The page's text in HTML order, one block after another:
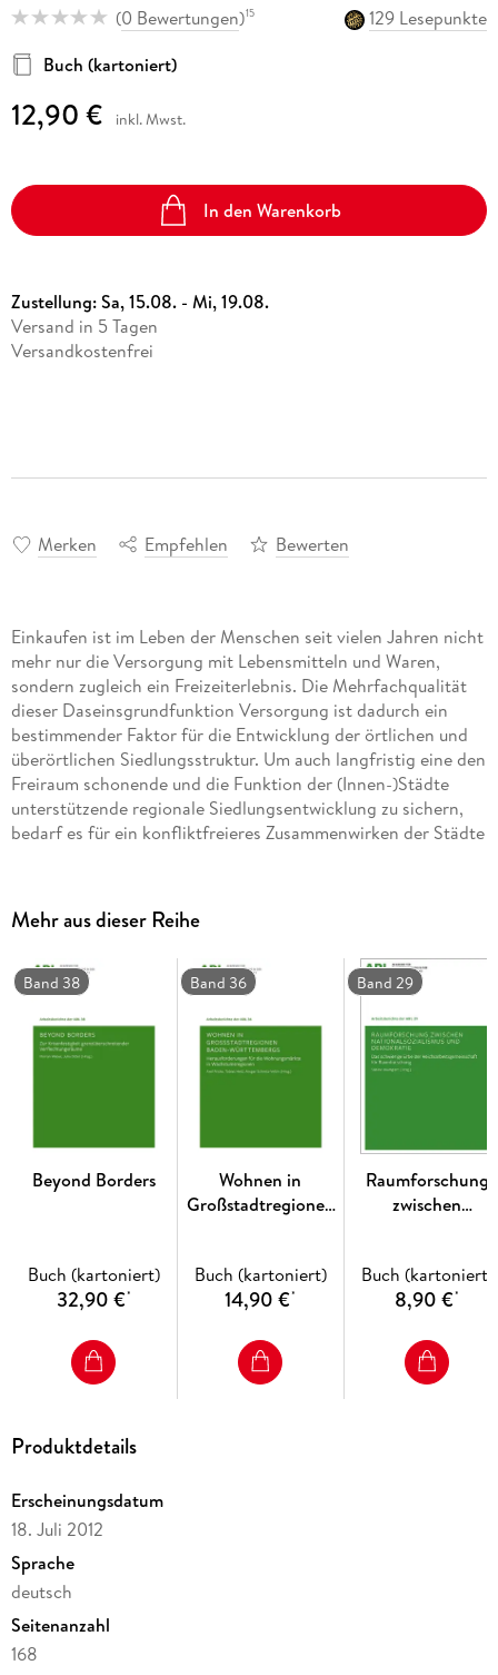
(0 Bewertungen)15
129 Lesepunkte
Buch (kartoniert)
12,90 € inkl. Mwst.
In den Warenkorb
Zustellung:Sa, 15.08. - Mi, 19.08.
Versand in 5 Tagen
Versandkostenfrei
Merken Empfehlen Bewerten
Einkaufen ist im Leben der Menschen seit vielen Jahren nicht
mehr nur die Versorgung mit Lebensmitteln und Waren,
sondern zugleich ein Freizeiterlebnis. Die Mehrfachqualität
dieser Daseinsgrundfunktion Versorgung ist dadurch ein
bestimmender Faktor für die Entwicklung der örtlichen und
überörtlichen Siedlungsstruktur. Um auch langfristig eine den
Freiraum schonende und die Funktion der (Innen-)Städte
unterstützende regionale Siedlungsentwicklung zu sichern,
bedarf es für ein konfliktfreieres Zusammenwirken der Städte
Fachübergreifend werden die für eine raumordnerische
Steuerung des großflächigen Einzelhandels wesentlichen
Themenfelder betrachtet. Der Arbeitsbericht bietet
vielfältige Anregungen und Vorschläge, wie die Landes- und
Regionalplanung flankierend und unterstützend zur
kommunalen Bauleitplanung zu einer optimalen Versorgung
der Bevölkerung beitragen könnte.
Mehr aus dieser Reihe
Band 38
Beyond Borders
Buch (kartoniert)
32,90 €*
Band 36
Wohnen in
Großstadtregionen
Buch (kartoniert)
14,90 €*
Band 29
Raumforschung
zwischen
Buch (kartoniert)
8,90 €*
Produktdetails
Erscheinungsdatum
18. Juli 2012
Sprache
deutsch
Seitenanzahl
168